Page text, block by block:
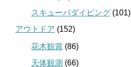
スキューバダイビング (101)
アウトドア (152)
花木観賞 (86)
天体観測 (66)